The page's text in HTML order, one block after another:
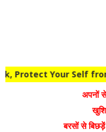
Wear Mask, Protect
अपनों से
बरसों से